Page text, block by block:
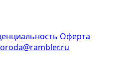
Оферта